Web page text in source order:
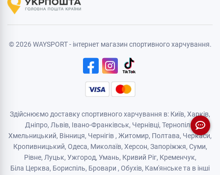
© 2026 WAYSPORT - інтернет магазин спортивного харчування.
Здійснюємо доставку спортивного харчування в: Київ, Харків,
Дніпро, Львів, Івано-Франківськ, Чернівці, Тернопіль
Хмельницький, Вінниця, Чернігів , Житомир, Полтава, Черкаси,
Кропивницький, Одеса, Миколаїв, Херсон, Запоріжжя, Суми,
Рівне, Луцьк, Ужгород, Умань, Кривий Ріг, Кременчук,
Біла Церква, Бориспіль, Бровари , Обухів, Кам'янськeта в інші